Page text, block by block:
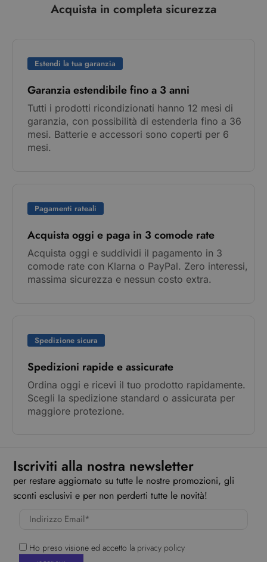
Acquista in completa sicurezza
Estendi la tua garanzia
Garanzia estendibile fino a 3 anni
Tutti i prodotti ricondizionati hanno 12 mesi di
garanzia, con possibilità di estenderla fino a 36
mesi. Batterie e accessori sono coperti per 6
mesi.
Pagamenti rateali
Acquista oggi e paga in 3 comode rate
Acquista oggi e suddividi il pagamento in 3
comode rate con Klarna o PayPal. Zero interessi,
massima sicurezza e nessun costo extra.
Spedizione sicura
Spedizioni rapide e assicurate
Ordina oggi e ricevi il tuo prodotto rapidamente.
Scegli la spedizione standard o assicurata per
maggiore protezione.
Iscriviti alla nostra newsletter
per restare aggiornato su tutte le nostre promozioni, gli
sconti esclusivi e per non perderti tutte le novità!
Ho preso visione ed accetto la privacy policy